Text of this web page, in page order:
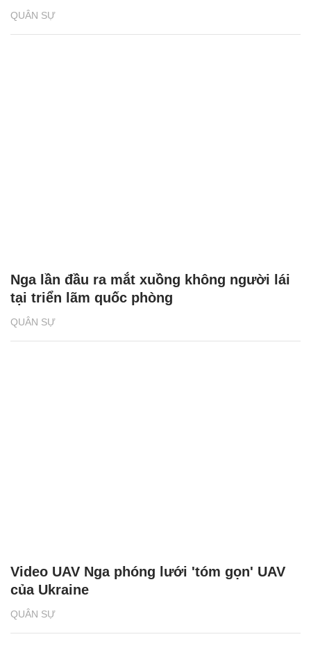
QUÂN SỰ
QUÂN SỰ
Nga lần đầu ra mắt xuồng không người lái
tại triển lãm quốc phòng
QUÂN SỰ
Video UAV Nga phóng lưới 'tóm gọn' UAV
của Ukraine